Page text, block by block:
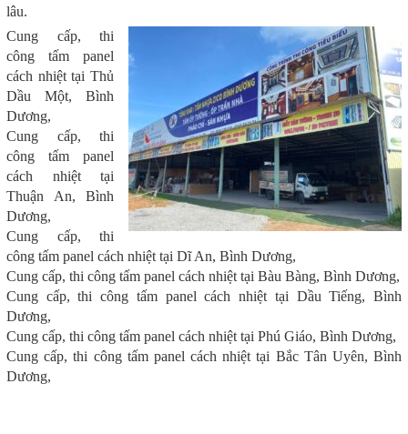
lâu.
Cung cấp, thi
công tấm panel
cách nhiệt tại Thủ
Dầu Một, Bình
Dương,
Cung cấp, thi
công tấm panel
cách nhiệt tại
Thuận An, Bình
Dương,
Cung cấp, thi
công tấm panel cách nhiệt tại Dĩ An, Bình Dương,
Cung cấp, thi công tấm panel cách nhiệt tại Bàu Bàng, Bình Dương,
Cung cấp, thi công tấm panel cách nhiệt tại Dầu Tiếng, Bình
Dương,
Cung cấp, thi công tấm panel cách nhiệt tại Phú Giáo, Bình Dương,
Cung cấp, thi công tấm panel cách nhiệt tại Bắc Tân Uyên, Bình
Dương,